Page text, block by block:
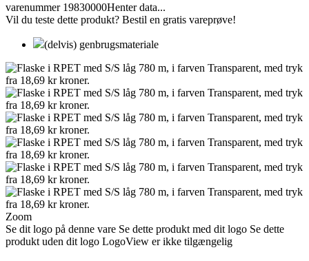
varenummer 19830000Henter data...
Vil du teste dette produkt? Bestil en gratis vareprøve!
(delvis) genbrugsmateriale
Zoom
Se dit logo på denne vare Se dette produkt med dit logo Se dette
produkt uden dit logo LogoView er ikke tilgængelig